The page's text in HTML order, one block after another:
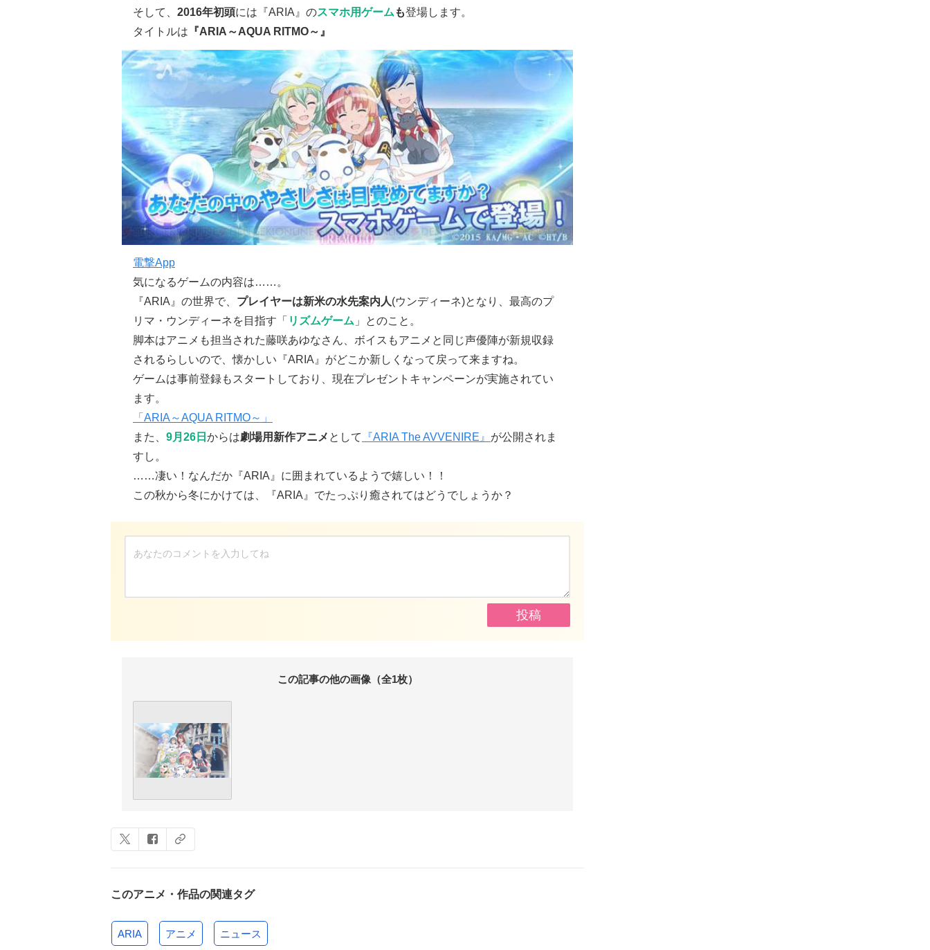
そして、 2016年初頭には『ARIA』のスマホ用ゲーム も登場します。
タイトルは 『ARIA～AQUA RITMO～』
電撃App
気になるゲームの内容は……。
『ARIA』の世界で、 プレイヤーは新米の水先案内人(ウンディーネ)となり、最高のプ
リマ・ウンディーネを目指す「 リズムゲーム 」とのこと。
脚本はアニメも担当された藤咲あゆなさん、ボイスもアニメと同じ声優陣が新規収録
されるらしいので、懐かしい『ARIA』がどこか新しくなって戻って来ますね。
ゲームは事前登録もスタートしており、現在プレゼントキャンペーンが実施されてい
ます。
「ARIA～AQUA RITMO～」
また、 9月26日 からは劇場用新作アニメ として 『ARIA The AVVENIRE』 が公開されま
すし。
……凄い！なんだか『ARIA』に囲まれているようで嬉しい！！
この秋から冬にかけては、『ARIA』でたっぷり癒されてはどうでしょうか？
この記事の他の画像（全1枚）
このアニメ・作品の関連タグ
ARIA アニメ ニュース